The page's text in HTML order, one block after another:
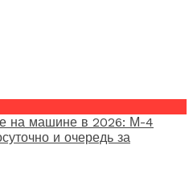
на машине в 2026: М-4
и очередь за